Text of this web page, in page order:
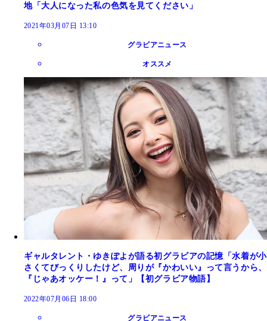
地「大人になった私の色気を見てください」
2021年03月07日 13:10
グラビアニュース
オススメ
ギャルタレント・ゆきぽよが語る初グラビアの記憶「水着が小
さくてびっくりしたけど、周りが『かわいい』って言うから、
『じゃあオッケー！』って」【初グラビア物語】
2022年07月06日 18:00
グラビアニュース